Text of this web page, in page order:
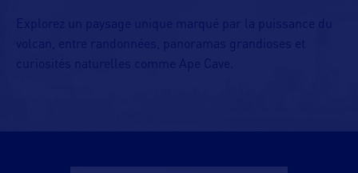
Explorez un paysage unique marqué par la puissance du
volcan, entre randonnées, panoramas grandioses et
curiosités naturelles comme Ape Cave.